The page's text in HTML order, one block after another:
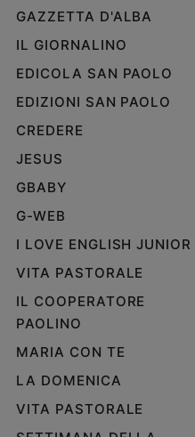
GAZZETTA D'ALBA
IL GIORNALINO
EDICOLA SAN PAOLO
EDIZIONI SAN PAOLO
CREDERE
JESUS
GBABY
G-WEB
I LOVE ENGLISH JUNIOR
VITA PASTORALE
IL COOPERATORE
PAOLINO
MARIA CON TE
LA DOMENICA
VITA PASTORALE